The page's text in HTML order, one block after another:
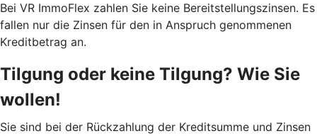
Bei VR ImmoFlex zahlen Sie keine Bereitstellungszinsen. Es
fallen nur die Zinsen für den in Anspruch genommenen
Kreditbetrag an.
Tilgung oder keine Tilgung? Wie Sie
wollen!
Sie sind bei der Rückzahlung der Kreditsumme und Zinsen